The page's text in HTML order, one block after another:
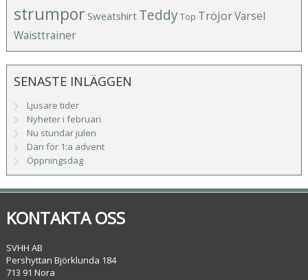
strumporSweatshirt TeddyTop TröjorVarsel
Waisttrainer
SENASTE INLÄGGEN
Ljusare tider
Nyheter i februari
Nu stundar julen
Dan för 1:a advent
Öppningsdag
KONTAKTA OSS
SVHH AB
Pershyttan Björklunda 184
713 91 Nora